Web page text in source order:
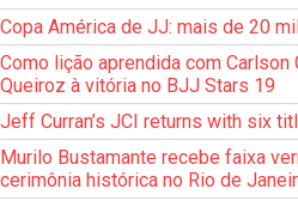
Copa América de JJ: mais de 20
Como lição aprendida com Carlson
Queiroz à vitória no BJJ Stars 19
Jeff Curran’s JCI returns with six
Murilo Bustamante recebe faixa
cerimônia histórica no Rio de